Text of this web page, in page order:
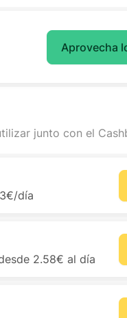
Aprovecha
junto con el
día
2.58€ al día